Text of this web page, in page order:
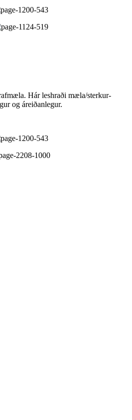
Hár leshraði mæla/sterkur-
og áreiðanlegur.